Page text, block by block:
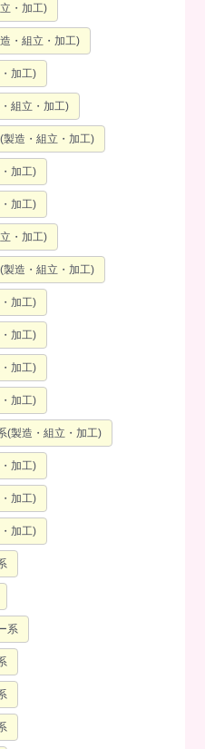
・加工)
・組立・加工)
加工)
組立・加工)
造・組立・加工)
加工)
加工)
・加工)
造・組立・加工)
加工)
加工)
加工)
加工)
(製造・組立・加工)
加工)
加工)
加工)
系